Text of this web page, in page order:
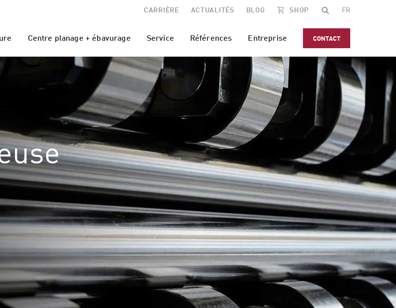
CARRIÈRE ACTUALITÉS BLOG SHOP FR
Centre planage + ébavurage Service Références Entreprise CONTACT